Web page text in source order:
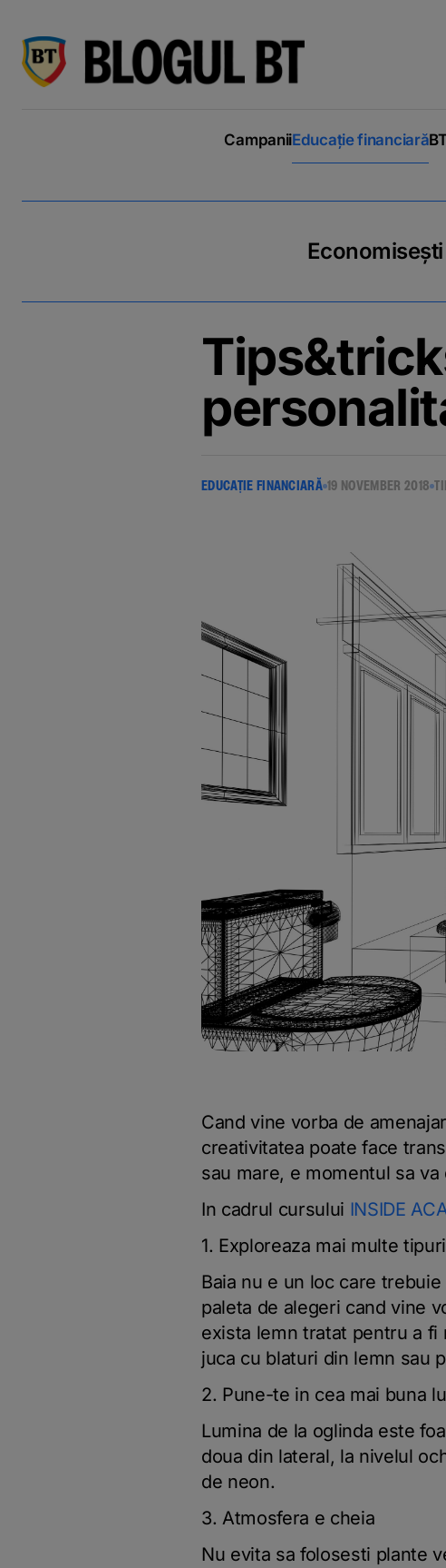
CampaniiEducație financiară
EDUCAȚIE FINANCIARĂ 19 NOVEMBER 2018
Cand vine vorba de
creativitatea poate face
sau mare, e momentul sa
In cadrul cursului INSIDE
1. Exploreaza mai multe
Baia nu e un loc care
paleta de alegeri cand vine
exista lemn tratat pentru a fi
juca cu blaturi din lemn sau
2. Pune-te in cea mai buna
Lumina de la oglinda este
doua din lateral, la nivelul
de neon.
3. Atmosfera e cheia
Nu evita sa folosesti plante